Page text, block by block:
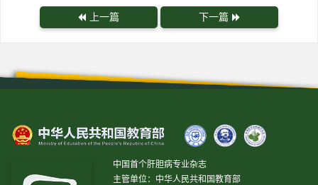
上一篇 下一篇
中国首个肝胆病专业杂志
主管单位：中华人民共和国教育部